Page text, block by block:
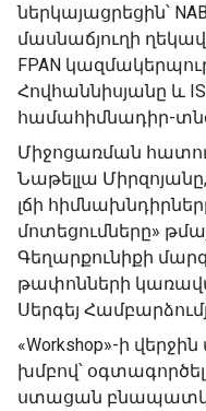
ներկայացրեցին՝
մասնաճյուղի
FPAN
Հովհաննիսյանը և
համահիմնադիր-
Միջոցառման
Նաթելլա
լճի
մոտեցումները»
Գեղարքունիքի
թափոնների
Սերգեյ
«Workshop»-ի
խմբով՝
ստացան